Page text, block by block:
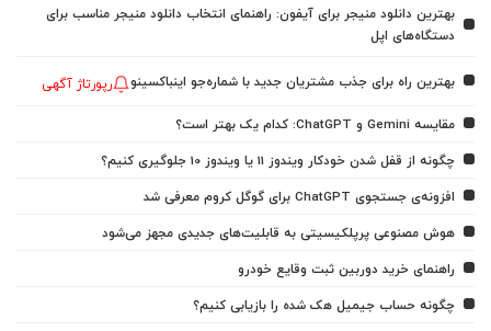
بهترین دانلود منیجر برای آیفون: راهنمای انتخاب دانلود منیجر مناسب برای
دستگاه‌های اپل
بهترین راه برای جذب مشتریان جدید با شماره‌جو اینباکسینو رپورتاژ آگهی
مقایسه Gemini و ChatGPT: کدام یک بهتر است؟
چگونه از قفل شدن خودکار ویندوز 11 یا ویندوز 10 جلوگیری کنیم؟
افزونه‌ی جستجوی ChatGPT برای گوگل کروم معرفی شد
هوش مصنوعی پرپلکیسیتی به قابلیت‌های جدیدی مجهز می‌شود
راهنمای خرید دوربین ثبت وقایع خودرو
چگونه حساب جیمیل هک شده را بازیابی کنیم؟